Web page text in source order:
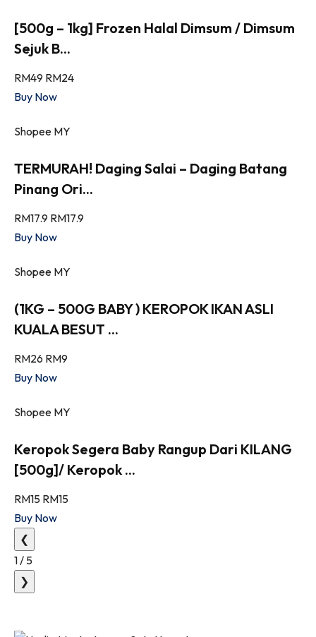
[500g – 1kg] Frozen Halal Dimsum / Dimsum
Sejuk B...
RM49 RM24
Buy Now
Shopee MY
TERMURAH! Daging Salai – Daging Batang
Pinang Ori...
RM17.9 RM17.9
Buy Now
Shopee MY
(1KG – 500G BABY ) KEROPOK IKAN ASLI
KUALA BESUT ...
RM26 RM9
Buy Now
Shopee MY
Keropok Segera Baby Rangup Dari KILANG
[500g]/ Keropok ...
RM15 RM15
Buy Now
❮
1 / 5
❯